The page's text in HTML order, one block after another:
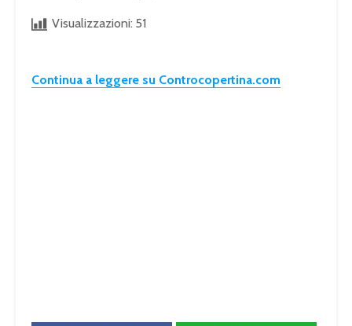
Visualizzazioni: 51
Continua a leggere su Controcopertina.com